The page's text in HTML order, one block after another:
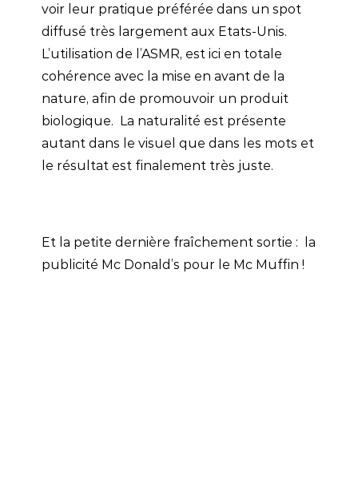
voir leur pratique préférée dans un spot
diffusé très largement aux Etats-Unis.
L’utilisation de l’ASMR, est ici en totale
cohérence avec la mise en avant de la
nature, afin de promouvoir un produit
biologique. La naturalité est présente
autant dans le visuel que dans les mots et
le résultat est finalement très juste.
Et la petite dernière fraîchement sortie : la
publicité Mc Donald’s pour le Mc Muffin !